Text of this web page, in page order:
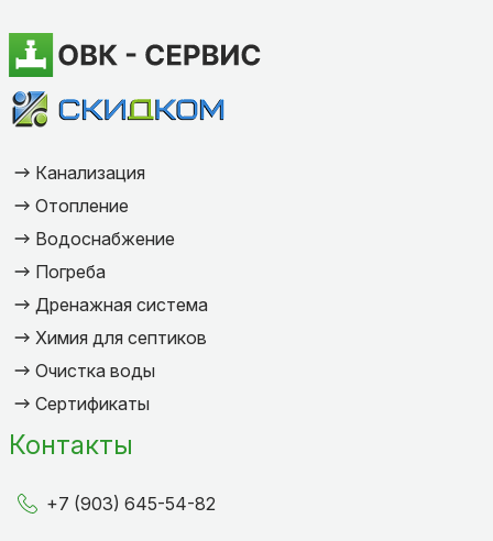
Канализация
Отопление
Водоснабжение
Погреба
Дренажная система
Химия для септиков
Очистка воды
Сертификаты
Контакты
+7 (903) 645-54-82